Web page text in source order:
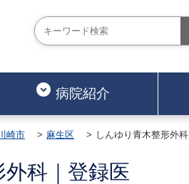
病院紹介
崎市 麻生区 しんゆり青木整形外科
科｜登録医